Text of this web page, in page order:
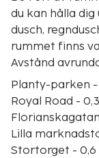
du kan hålla
dusch,
rummet finns
Avstånd
Planty-parken -
Royal Road -
Lilla
Stortorget - 0,6